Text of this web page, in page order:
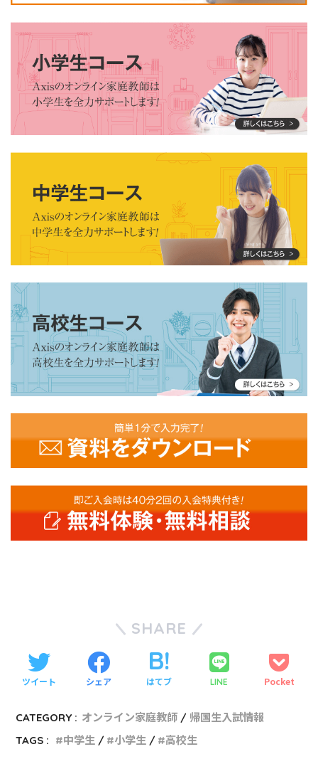
SHARE
ツイート シェア はてブ LINE Pocket
CATEGORY : オンライン家庭教師
帰国生入試情報
TAGS :
中学生 小学生 高校生